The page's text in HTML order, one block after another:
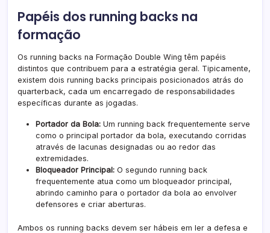
Papéis dos running backs na
formação
Os running backs na Formação Double Wing têm papéis
distintos que contribuem para a estratégia geral. Tipicamente,
existem dois running backs principais posicionados atrás do
quarterback, cada um encarregado de responsabilidades
específicas durante as jogadas.
Portador da Bola: Um running back frequentemente serve
como o principal portador da bola, executando corridas
através de lacunas designadas ou ao redor das
extremidades.
Bloqueador Principal: O segundo running back
frequentemente atua como um bloqueador principal,
abrindo caminho para o portador da bola ao envolver
defensores e criar aberturas.
Ambos os running backs devem ser hábeis em ler a defesa e